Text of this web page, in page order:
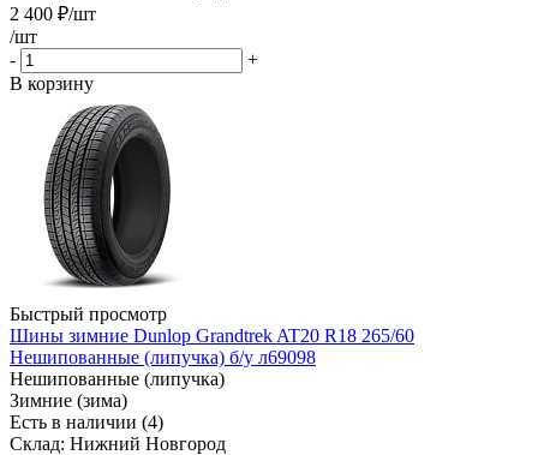
2 400 ₽/шт
/шт
-
+
В корзину
Быстрый просмотр
Шины зимние Dunlop Grandtrek AT20 R18 265/60
Нешипованные (липучка) б/у л69098
Нешипованные (липучка)
Зимние (зима)
Есть в наличии (4)
Склад: Нижний Новгород